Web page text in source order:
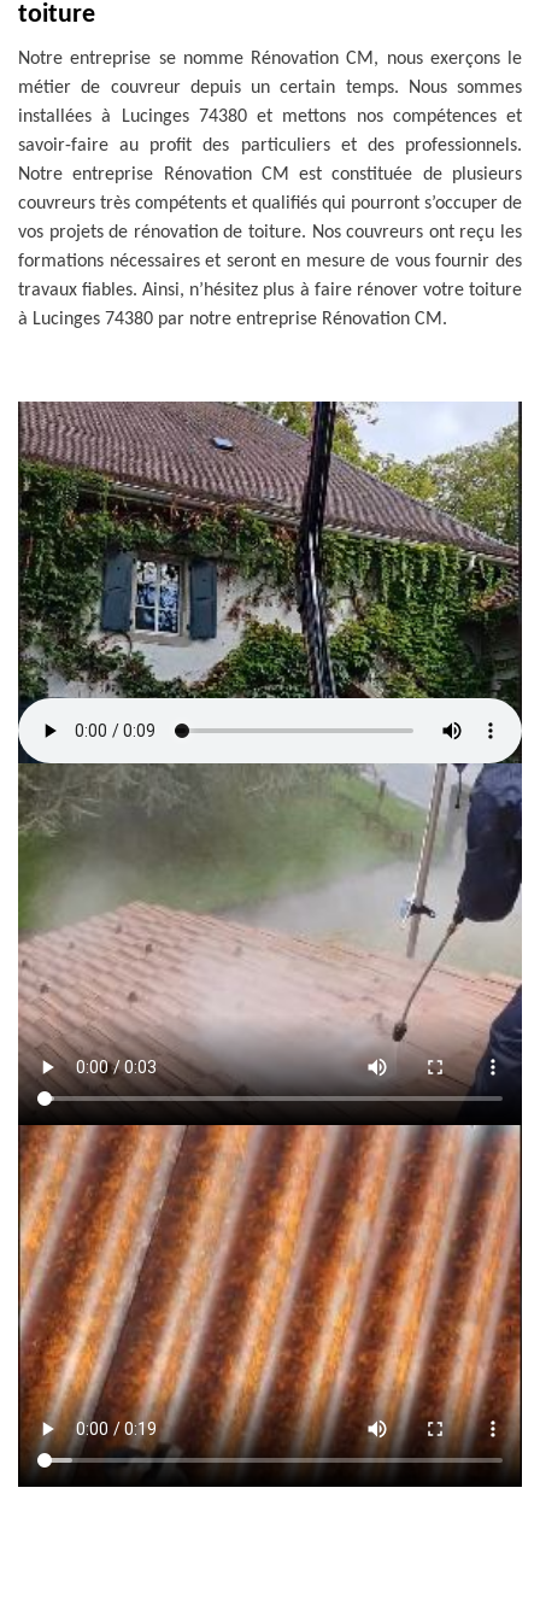
toiture
Notre entreprise se nomme Rénovation CM, nous exerçons le
métier de couvreur depuis un certain temps. Nous sommes
installées à Lucinges 74380 et mettons nos compétences et
savoir-faire au profit des particuliers et des professionnels.
Notre entreprise Rénovation CM est constituée de plusieurs
couvreurs très compétents et qualifiés qui pourront s’occuper de
vos projets de rénovation de toiture. Nos couvreurs ont reçu les
formations nécessaires et seront en mesure de vous fournir des
travaux fiables. Ainsi, n’hésitez plus à faire rénover votre toiture
à Lucinges 74380 par notre entreprise Rénovation CM.